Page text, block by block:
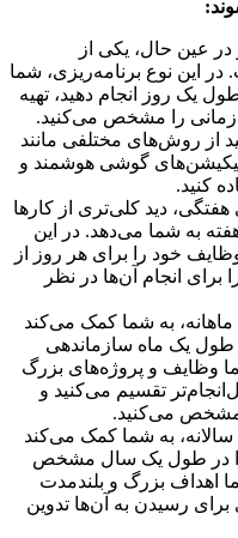
حال، یکی از
نوع برنامه‌ریزی، شما
روز انجام دهید، تهیه
را مشخص می‌کنید.
روش‌های مختلفی مانند
گوشی هوشمند و
دید کلی‌تری از کارها
شما می‌دهد. در این
خود را برای هر روز از
انجام آن‌ها در نظر
به شما کمک می‌کند
یک ماه سازماندهی
و پروژه‌های بزرگ
تقسیم می‌کنید و
می‌کنید.
به شما کمک می‌کند
طول یک سال مشخص
بزرگ و بلندمدت
رسیدن به آن‌ها تدوین